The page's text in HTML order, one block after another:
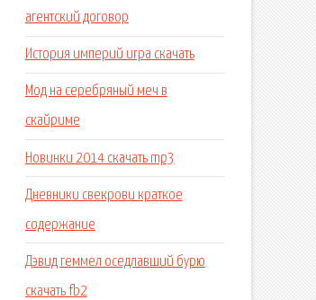
агентский договор
История империй игра скачать
Мод на серебряный меч в
скайриме
Новинки 2014 скачать mp3
Дневники свекрови краткое
содержание
Дэвид геммел оседлавший бурю
скачать fb2